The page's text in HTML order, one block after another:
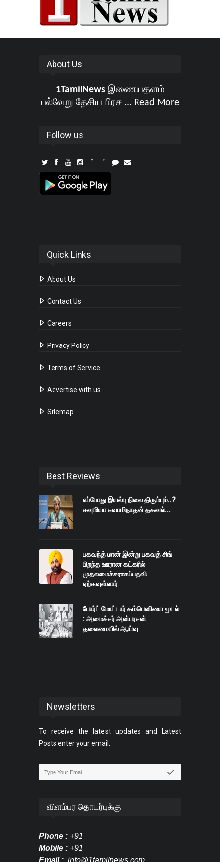
About Us
1TamilNewsஇணையதளம்
பல்வேறு தேசிய பிரச ... Read More
Follow us
Quick Links
About Us
Contact Us
Careers
Privacy Policy
Terms of Service
Advertise with us
Sitemap
Best Reviews
எப்போது இயல்பு நிலை திரும்பும்..?
சவுமியா சுவாமிநாதன் தகவல்...
பகவந்த் மான் இன்று பகவத் சிங்
பிறந்த ஊரான கட்கரில்
முதலமைச்சராகப்பதவி
ஏற்கவுள்ளார்
போர்ட் மோட்டார் கம்பெனியை மூடல்
: அமைச்சர் அன்பரசன்
தலைமையில் ஆய்வு
Newsletters
To receive the latest updates and Latest
Posts enter your email.
விளம்பர தொடர்புக்கு
Phone : +91
Mobile : +91
Email : info@1tamilnews.com